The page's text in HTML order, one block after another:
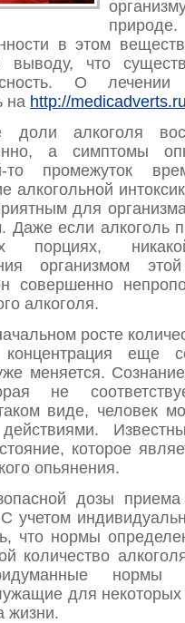
в этом
что
О лечении
на http://
алкоголя
а симптомы
то промежуток
алкогольной
для
Даже если алкоголь
порциях,
организмом
совершенно
алкоголя.
росте
еще
меняется.
не
виде, человек
которое
опьянения.
дозы
учетом
что нормы
количество
нормы
для
жизни.